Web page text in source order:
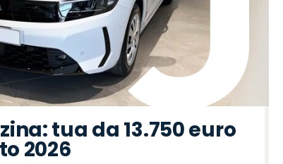
tua da 13.750 euro
2026